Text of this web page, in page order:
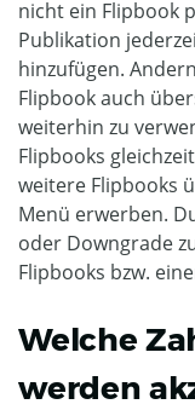
nicht ein Flipbook
Publikation
hinzufügen.
Flipbook auch
weiterhin zu
Flipbooks
weitere Flipbooks
Menü erwerben.
oder Downgrade
Flipbooks bzw.
Welche
werden